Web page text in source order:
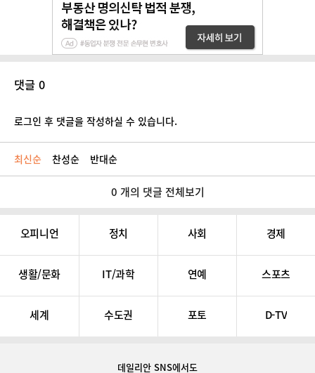
댓글 0
로그인 후 댓글을 작성하실 수 있습니다.
최신순 찬성순 반대순
0 개의 댓글 전체보기
오피니언 정치 사회 경제
생활/문화 IT/과학 연예 스포츠
세계 수도권 포토 D-TV
데일리안 SNS에서도